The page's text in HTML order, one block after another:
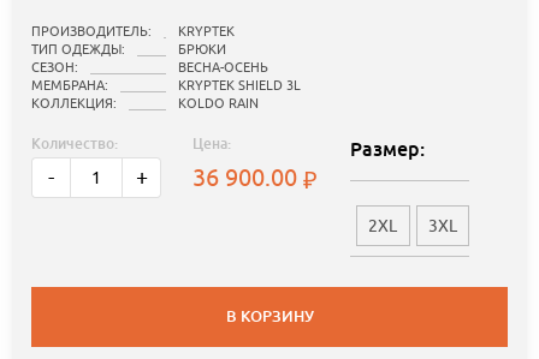
ПРОИЗВОДИТЕЛЬ:
KRYPTEK
ТИП ОДЕЖДЫ:
БРЮКИ
СЕЗОН:
ВЕСНА-ОСЕНЬ
МЕМБРАНА:
KRYPTEK SHIELD 3L
КОЛЛЕКЦИЯ:
KOLDO RAIN
Количество:
- +
Цена:
36 900.00
Размер:
2XL 3XL
В КОРЗИНУ